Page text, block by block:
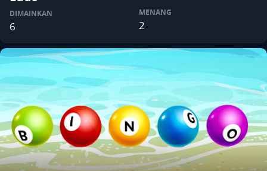
DIMAINKAN
6
MENANG
2